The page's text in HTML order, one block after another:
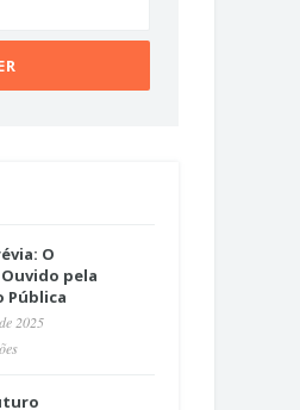
O
pela
Pública
2025